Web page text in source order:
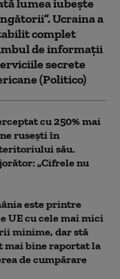
lumea iubește
Ucraina a
complet
de informații
secrete
(Politico)
cu 250% mai
rusești în
său.
„Cifrele nu
este printre
UE cu cele mai mici
minime, dar stă
mai bine raportat la
de cumpărare